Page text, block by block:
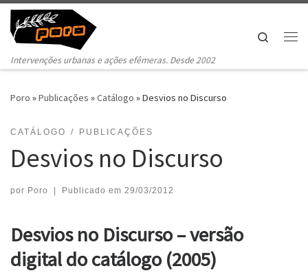
Pular para o conteúdo
Intervenções urbanas e ações efêmeras. Desde 2002
Search
Poro »Publicações »Catálogo »Desvios no Discurso
CATÁLOGO PUBLICAÇÕES
Desvios no Discurso
por Poro Publicado em 29/03/2012
Desvios no Discurso – versão
digital do catálogo (2005)